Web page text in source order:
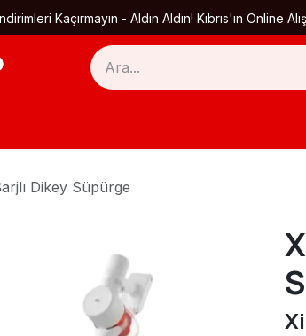
Kaçırmayın - Aldın Aldın! Kıbrıs'ın Online
Dikey Süpürge